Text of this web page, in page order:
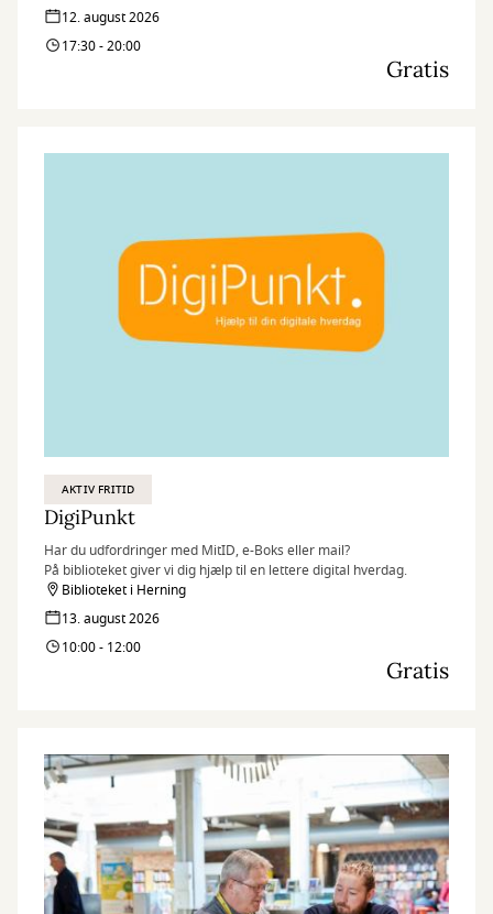
12. august 2026
17:30 - 20:00
Gratis
AKTIV FRITID
DigiPunkt
Har du udfordringer med MitID, e-Boks eller mail?
På biblioteket giver vi dig hjælp til en lettere digital hverdag.
Biblioteket i Herning
13. august 2026
10:00 - 12:00
Gratis